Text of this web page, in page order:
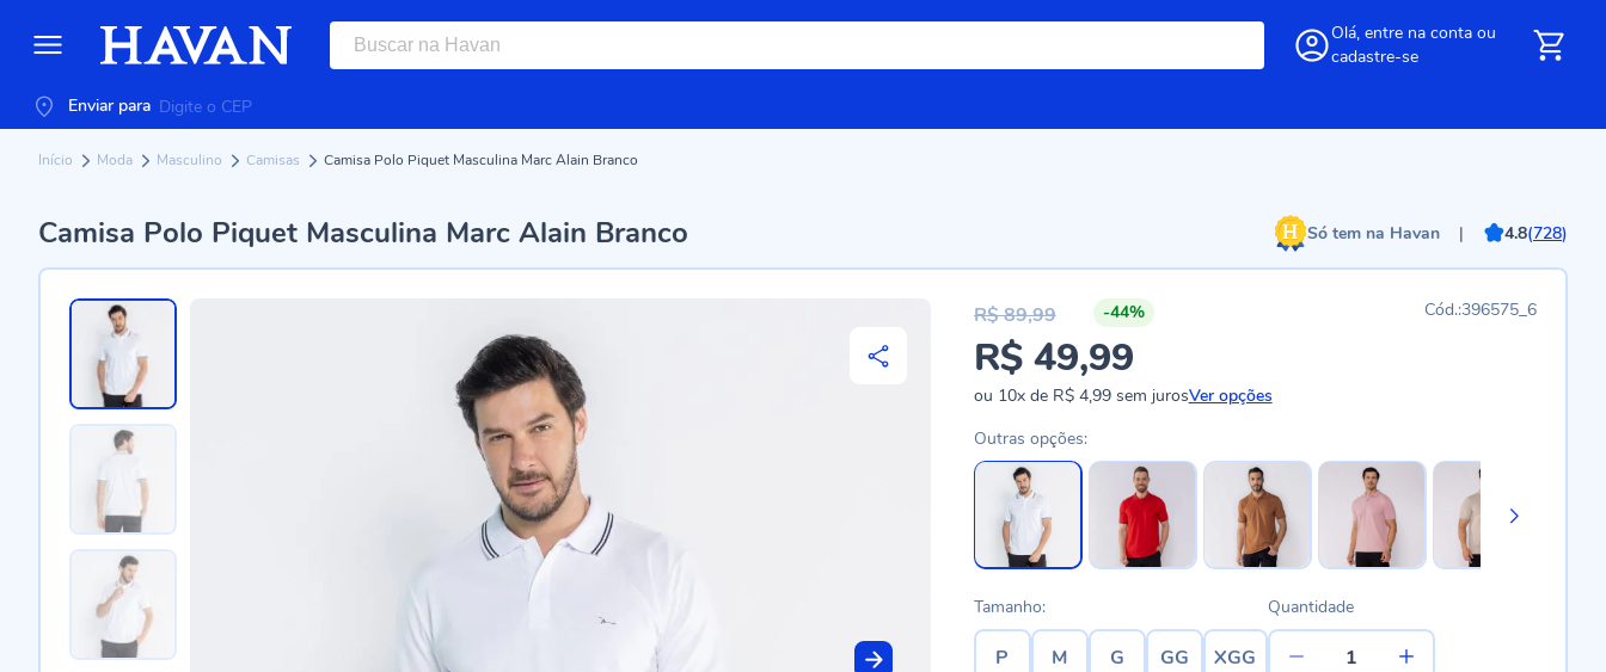
Olá, entre na conta ou
cadastre-se
Enviar para
Início Moda Masculino Camisas Camisa Polo Piquet Masculina Marc Alain Branco
Camisa Polo Piquet Masculina Marc Alain Branco Só tem na Havan | 4.8(728)
-44% 396575_6
R$ 49,99
R$ 89,99
ou 10xde R$ 4,99sem jurosVer opções
Outras opções:
Tamanho:
P M G GG XGG
Quantidade